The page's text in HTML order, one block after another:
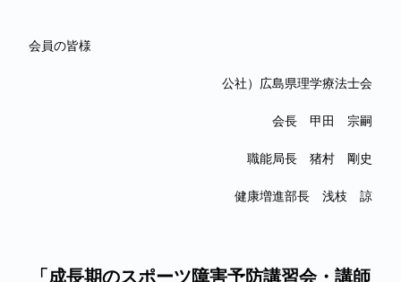
会員の皆様
公社）広島県理学療法士会
会長 甲田 宗嗣
職能局長 猪村 剛史
健康増進部長 浅枝 諒
「成長期のスポーツ障害予防講習会・講師